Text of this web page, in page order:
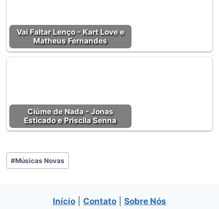
Vai Faltar Lenço - Kart Love e
Matheus Fernandes
Ciúme de Nada - Jonas
Esticado e Priscila Senna
Tags
do
#Músicas Novas
Início Contato Sobre Nós